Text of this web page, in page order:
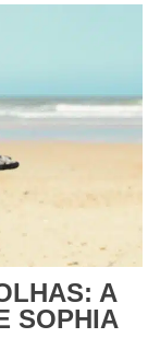
A
SOPHIA